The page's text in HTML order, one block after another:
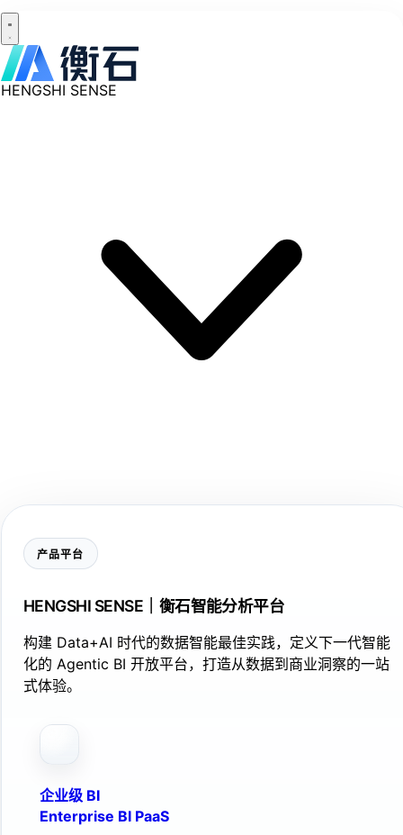
HENGSHI SENSE
产品平台
HENGSHI SENSE｜衡石智能分析平台
构建 Data+AI 时代的数据智能最佳实践，定义下一代智能
化的 Agentic BI 开放平台，打造从数据到商业洞察的一站
式体验。
企业级 BI
Enterprise BI PaaS